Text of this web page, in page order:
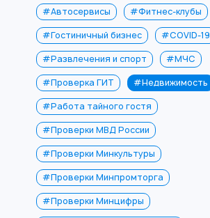
#Автосервисы
#Фитнес-клубы
#Гостиничный бизнес
#COVID-19
#Развлечения и спорт
#МЧС
#Проверка ГИТ
#Недвижимость
#Работа тайного гостя
#Проверки МВД России
#Проверки Минкультуры
#Проверки Минпромторга
#Проверки Минцифры